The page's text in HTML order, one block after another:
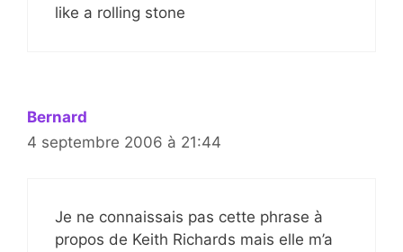
like a rolling stone
Bernard
4 septembre 2006 à 21:44
Je ne connaissais pas cette phrase à
propos de Keith Richards mais elle m’a